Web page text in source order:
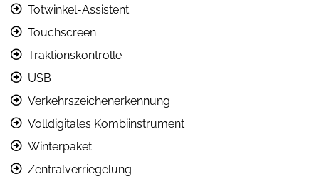
Totwinkel-Assistent
Touchscreen
Traktionskontrolle
USB
Verkehrszeichenerkennung
Volldigitales Kombiinstrument
Winterpaket
Zentralverriegelung